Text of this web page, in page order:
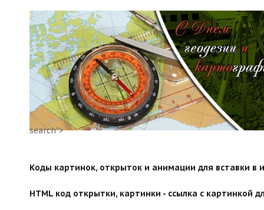
search">
Коды картинок, открыток и анимации для вставки в
HTML код открытки, картинки - ссылка с картинкой